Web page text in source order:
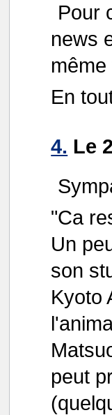
Pour
news
En
4. Le
"Ca
Un
son
Kyoto
peut